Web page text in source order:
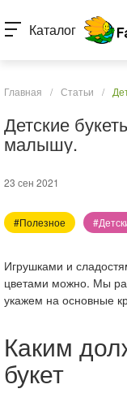
Каталог
Главная / Статьи /
Детские
малышу.
23 сен 2021
#Полезное
Игрушками и
цветами можно. Мы
укажем на основные
Каким
букет